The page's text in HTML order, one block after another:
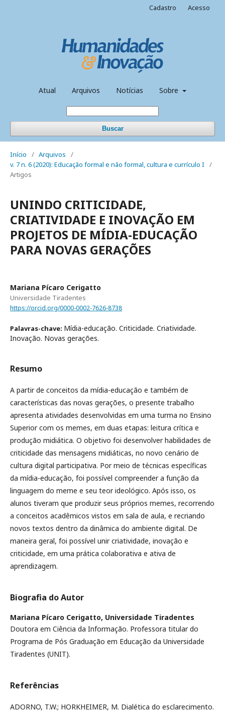
Atual Arquivos Notícias Sobre
Buscar
Cadastro Acesso
Início / Arquivos
/
v. 7 n. 6 (2020): Educação formal e não formal, cultura e currículo I
/
Artigos
UNINDO CRITICIDADE,
CRIATIVIDADE E INOVAÇÃO EM
PROJETOS DE MÍDIA-EDUCAÇÃO
PARA NOVAS GERAÇÕES
Mariana Pícaro Cerigatto
Universidade Tiradentes
https://orcid.org/0000-0002-7626-8738
Palavras-chave: Mídia-educação. Criticidade. Criatividade.
Inovação. Novas gerações.
Resumo
A partir de conceitos da mídia-educação e também de
características das novas gerações, o presente trabalho
apresenta atividades desenvolvidas em uma turma no Ensino
Superior com os memes, em duas etapas: leitura crítica e
produção midiática. O objetivo foi desenvolver habilidades de
criticidade das mensagens midiáticas, no novo cenário de
cultura digital participativa. Por meio de técnicas específicas
da mídia-educação, foi possível compreender a função da
linguagem do meme e seu teor ideológico. Após isso, os
alunos tiveram que produzir seus próprios memes, recorrendo
a conceitos acadêmicos vistos em sala de aula, e recriando
novos textos dentro da dinâmica do ambiente digital. De
maneira geral, foi possível unir criatividade, inovação e
criticidade, em uma prática colaborativa e ativa de
aprendizagem.
Biografia do Autor
Mariana Pícaro Cerigatto, Universidade Tiradentes
Doutora em Ciência da Informação. Professora titular do
Programa de Pós Graduação em Educação da Universidade
Tiradentes (UNIT).
Referências
ADORNO, T.W.; HORKHEIMER, M. Dialética do esclarecimento.